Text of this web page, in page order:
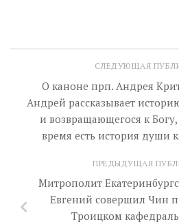
СЛЕДУЮЩАЯ
О каноне прп. Андрея
Андрей рассказывает
и возвращающегося к Богу,
время есть история души
ПРЕДЫДУЩАЯ
Митрополит
Евгений совершил Чин
Троицком